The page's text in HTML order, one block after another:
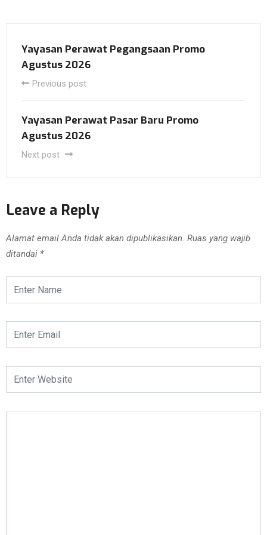
Yayasan Perawat Pegangsaan Promo
Agustus 2026
Previous post
Yayasan Perawat Pasar Baru Promo
Agustus 2026
Next post
Leave a Reply
Alamat email Anda tidak akan dipublikasikan. Ruas yang wajib
ditandai *